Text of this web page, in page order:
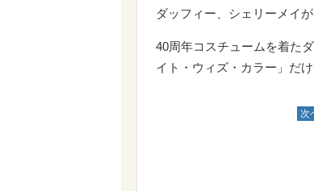
ダッフィー、シェリーメイが
40周年コスチュームを着た
イト・ウィズ・カラー」だけ
次